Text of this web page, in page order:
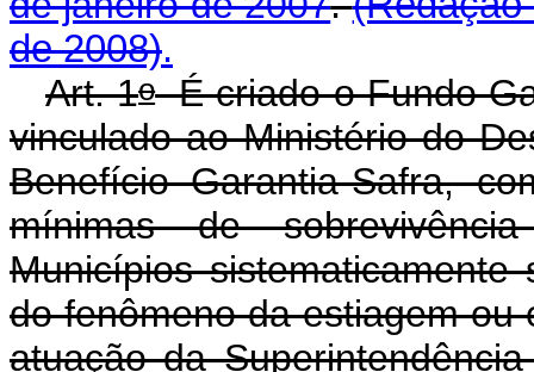
de 2008).
Art. 1oÉ criado o Fundo
vinculado ao Ministério do
Benefício Garantia-Safra,
mínimas de
Municípios
do fenômeno da estiagem
atuação da